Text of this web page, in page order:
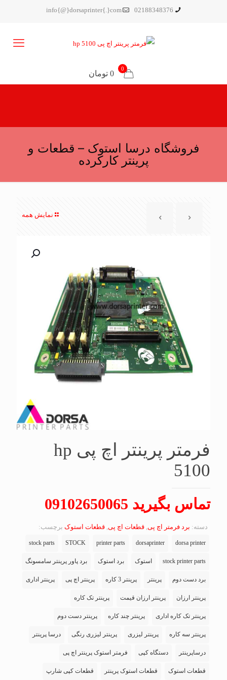
02188348376
info{@}dorsaprinter{.}com
0
0 تومان
فروشگاه درسا استوک – قطعات و
پرینتر کارکرده
نمایش همه
فرمتر پرینتر اچ پی hp
5100
تماس بگیرید 09102650065
دسته: برد فرمتر اچ پی, قطعات اچ پی, قطعات استوک برچسب:
dorsa printer
dorsaprinter
printer parts
STOCK
stock parts
stock printer parts استوک برد استوک برد پاور پرینتر سامسونگ
برد دست دوم پرینتر پرینتر 3 کاره پرینتر اچ پی پرینتر اداری
پرینتر ارزان پرینتر ارزان قیمت پرینتر تک کاره
پرینتر تک کاره اداری پرینتر چند کاره پرینتر دست دوم
پرینتر سه کاره پرینتر لیزری پرینتر لیزری رنگی درسا پرینتر
درساپرینتر دستگاه کپی فرمتر استوک پرینتر اچ پی
قطعات استوک قطعات استوک پرینتر قطعات کپی شارپ